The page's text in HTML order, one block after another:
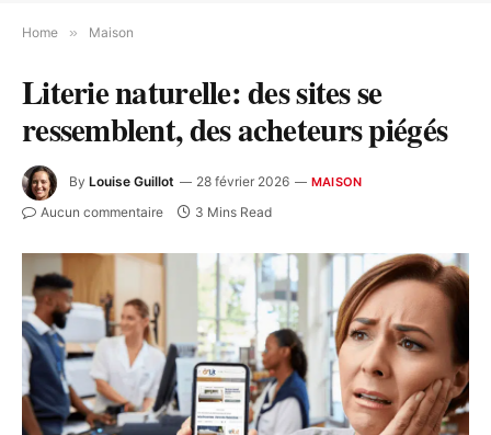
Home » Maison
Literie naturelle: des sites se
ressemblent, des acheteurs piégés
By Louise Guillot 28 février 2026 MAISON
Aucun commentaire 3 Mins Read